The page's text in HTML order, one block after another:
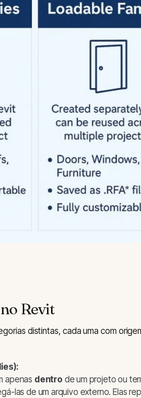
Revit
distintas, cada uma com
apenas dentro de um projeto ou
las de um arquivo externo. Elas